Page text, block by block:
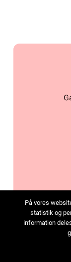
På vores
statistik og
information